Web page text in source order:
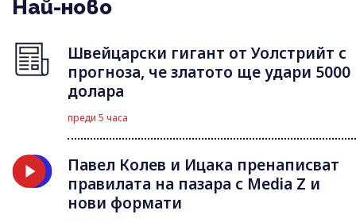
Най-ново
Швейцарски гигант от Уолстрийт с
прогноза, че златото ще удари 5000
долара
преди 5 часа
Павел Колев и Ицака пренаписват
правилата на пазара с Media Z и
нови формати